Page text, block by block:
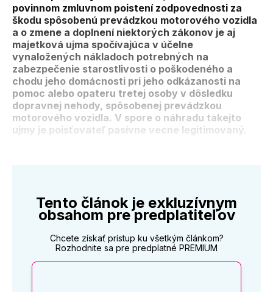
povinnom zmluvnom poistení zodpovednosti za
škodu spôsobenú prevádzkou motorového vozidla
a o zmene a doplnení niektorých zákonov je aj
majetková ujma spočívajúca v účelne
vynaložených nákladoch potrebných na
zabezpečenie starostlivosti o poškodeného a
chodu jeho domácnosti pri jeho odkázanosti na
pomoc alebo opateru tretej osoby v dôsledku
dopravnej nehody, spôsobenej prevádzkou
motorového vozidla. V spore o náhradu takejto
ujmy je poisťovateľ pasívne vecne legitimovaný.
Tento článok je exkluzívnym
obsahom pre predplatiteľov
Chcete získať prístup ku všetkým článkom?
Rozhodnite sa pre predplatné PREMIUM